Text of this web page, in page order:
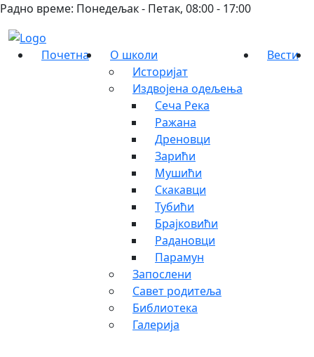
Радно време: Понедељак - Петак, 08:00 - 17:00
Почетна
О школи
Историјат
Издвојена одељења
Сеча Река
Ражана
Дреновци
Зарићи
Мушићи
Скакавци
Тубићи
Брајковићи
Радановци
Парамун
Запослени
Савет родитеља
Библиотека
Галерија
Вести